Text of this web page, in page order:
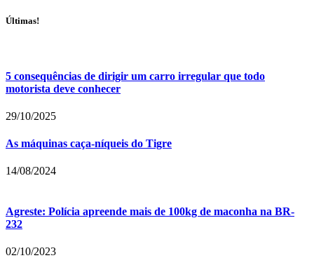
Últimas!
5 consequências de dirigir um carro irregular que todo
motorista deve conhecer
29/10/2025
As máquinas caça-níqueis do Tigre
14/08/2024
Agreste: Polícia apreende mais de 100kg de maconha na BR-
232
02/10/2023